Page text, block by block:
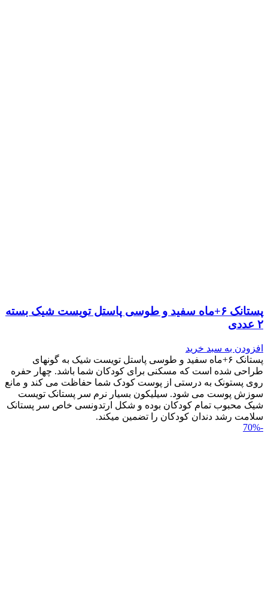
پستانک ۶+ماه سفید و طوسی پاستل تویست شیک بسته
۲ عددی
افزودن به سبد خرید
پستانک ۶+ماه سفید و طوسی پاستل تویست شیک به گونه‎ای
طراحی شده است که مسکنی برای کودکان شما باشد. چهار حفره
روی پستونک به درستی از پوست کودک شما حفاظت می کند و مانع
سوزش پوست می شود. سیلیکون بسیار نرم سر پستانک تویست
شیک محبوب تمام کودکان بوده و شکل ارتدونسی خاص سر پستانک
سلامت رشد دندان کودکان را تضمین می‎کند.
-70%